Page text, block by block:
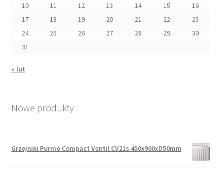
10
11 12 13 14 15
16
17
18 19 20 21 22
23
24
25 26 27 28 29
30
31
« lut
Nowe produkty
Grzejniki Purmo Compact Ventil CV21s 450x900xD50mm